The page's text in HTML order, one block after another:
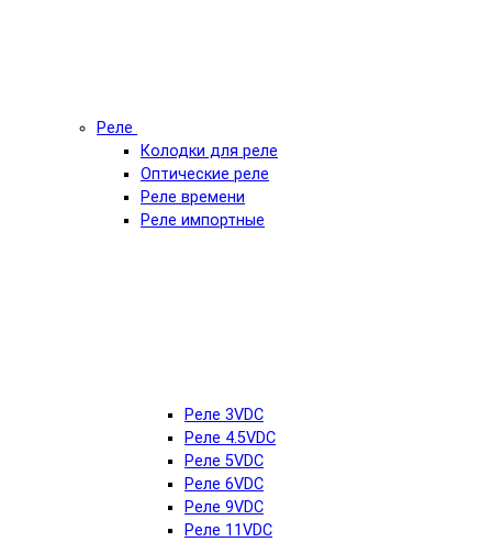
Реле
Колодки для реле
Оптические реле
Реле времени
Реле импортные
Реле 3VDC
Реле 4.5VDC
Реле 5VDC
Реле 6VDC
Реле 9VDC
Реле 11VDC